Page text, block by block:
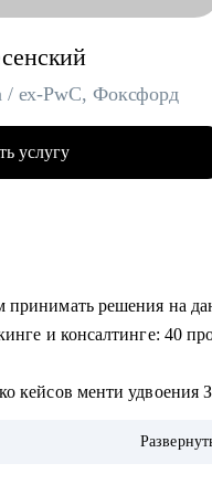
/ ex-PwC, Фоксфорд
услугу
принимать решения на
и консалтинге: 40
кейсов менти
чилле. Живу в